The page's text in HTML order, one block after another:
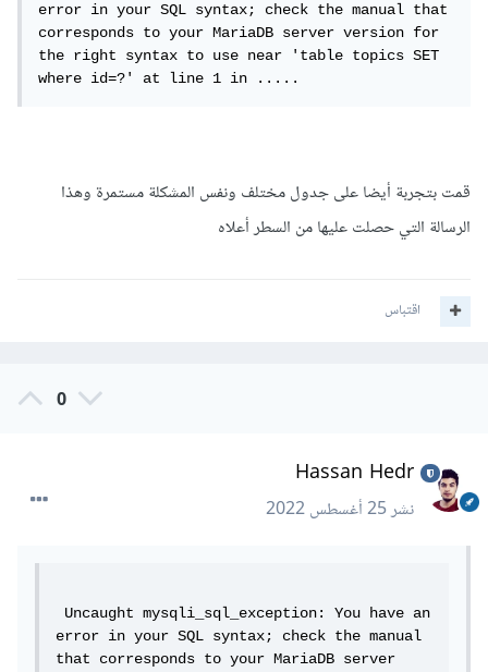
error in your SQL syntax; check the manual that
corresponds to your MariaDB server version for
the right syntax to use near 'table topics SET
where id=?' at line 1 in .....
قمت بتجربة أيضا على جدول مختلف ونفس المشكلة مستمرة وهذا
الرسالة التي حصلت عليها من السطر أعلاه
اقتباس
0
Hassan Hedr
نشر25 أغسطس 2022
Uncaught mysqli_sql_exception: You have an
error in your SQL syntax; check the manual
that corresponds to your MariaDB server